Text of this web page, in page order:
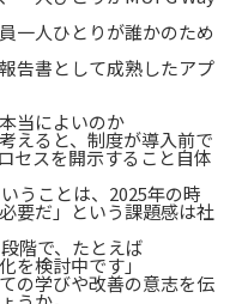
一人ひとりが誰かのため
告書として成熟したアプ
当によいのか
えると、制度が導入前で
セスを開示すること自体
うことは、2025年の時
要だ」という課題感は社
階で、たとえば
を検討中です」
の学びや改善の意志を伝